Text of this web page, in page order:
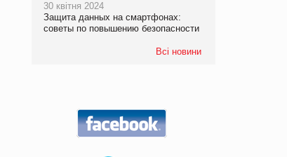
30 квітня 2024
Защита данных на смартфонах:
советы по повышению безопасности
Всі новини